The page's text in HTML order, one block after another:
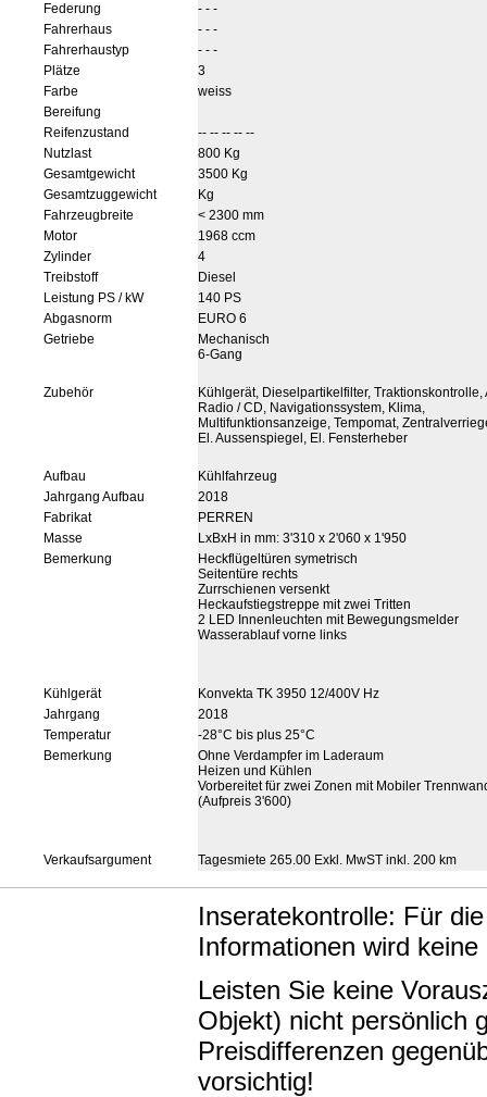
Federung
- - -
Fahrerhaus
- - -
Fahrerhaustyp
- - -
Plätze
3
Farbe
weiss
Bereifung
Reifenzustand
-- -- -- -- --
Nutzlast
800 Kg
Gesamtgewicht
3500 Kg
Gesamtzuggewicht
Kg
Fahrzeugbreite
< 2300 mm
Motor
1968 ccm
Zylinder
4
Treibstoff
Diesel
Leistung PS / kW
140 PS
Abgasnorm
EURO 6
Getriebe
Mechanisch
6-Gang
Zubehör
Kühlgerät, Dieselpartikelfilter, Traktionskontrolle,
Radio / CD, Navigationssystem, Klima,
Multifunktionsanzeige, Tempomat,
El. Aussenspiegel, El. Fensterheber
Aufbau
Kühlfahrzeug
Jahrgang Aufbau
2018
Fabrikat
PERREN
Masse
LxBxH in mm: 3'310 x 2'060 x 1'950
Bemerkung
Heckflügeltüren symetrisch
Seitentüre rechts
Zurrschienen versenkt
Heckaufstiegstreppe mit zwei Tritten
2 LED Innenleuchten mit Bewegungsmelder
Wasserablauf vorne links
Kühlgerät
Konvekta TK 3950 12/400V Hz
Jahrgang
2018
Temperatur
-28°C bis plus 25°C
Bemerkung
Ohne Verdampfer im Laderaum
Heizen und Kühlen
Vorbereitet für zwei Zonen mit Mobiler
(Aufpreis 3'600)
Verkaufsargument Tagesmiete 265.00 Exkl. MwST inkl. 200 km
Inseratekontrolle: Für
Informationen wird
Leisten Sie keine
Objekt) nicht persönlich
Preisdifferenzen
vorsichtig!